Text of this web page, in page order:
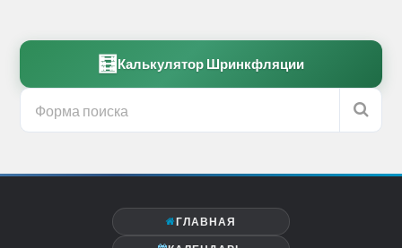
🧮 Калькулятор Шринкфляции
ГЛАВНАЯ